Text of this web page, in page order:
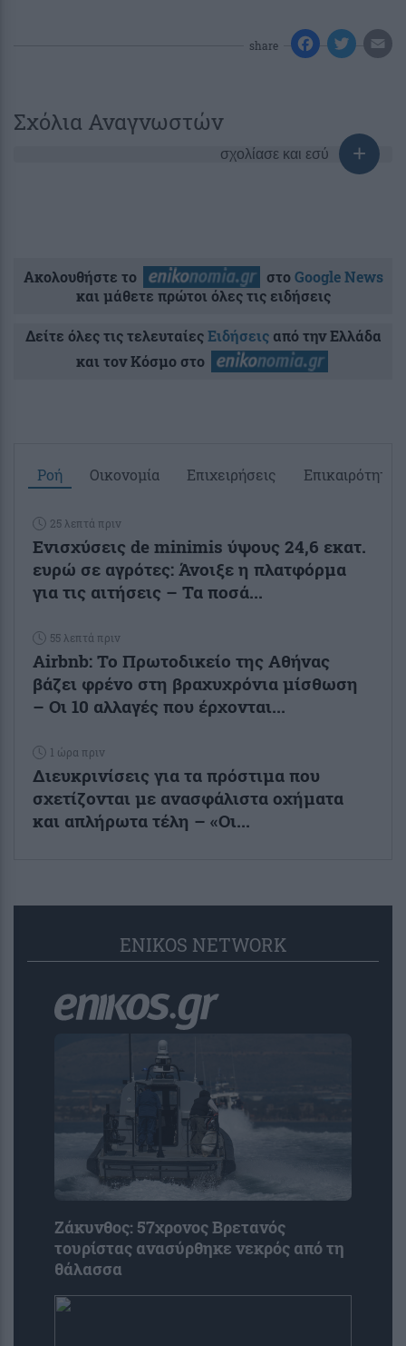
share
Σχόλια Αναγνωστών
σχολίασε και εσύ
Ακολουθήστε το στοGoogle News
και μάθετε πρώτοι όλες τις ειδήσεις
Δείτε όλες τις τελευταίεςΕιδήσειςαπό την Ελλάδα
και τον Κόσμο στο
Ροή Οικονομία Επιχειρήσεις Επικαιρότητα
25 λεπτά πριν
Ενισχύσεις de minimis ύψους 24,6 εκατ.
ευρώ σε αγρότες: Άνοιξε η πλατφόρμα
για τις αιτήσεις – Τα ποσά...
55 λεπτά πριν
Airbnb: Το Πρωτοδικείο της Αθήνας
βάζει φρένο στη βραχυχρόνια μίσθωση
– Οι 10 αλλαγές που έρχονται...
1 ώρα πριν
Διευκρινίσεις για τα πρόστιμα που
σχετίζονται με ανασφάλιστα οχήματα
και απλήρωτα τέλη – «Οι...
ENIKOS NETWORK
Ζάκυνθος: 57χρονος Βρετανός
τουρίστας ανασύρθηκε νεκρός από τη
θάλασσα